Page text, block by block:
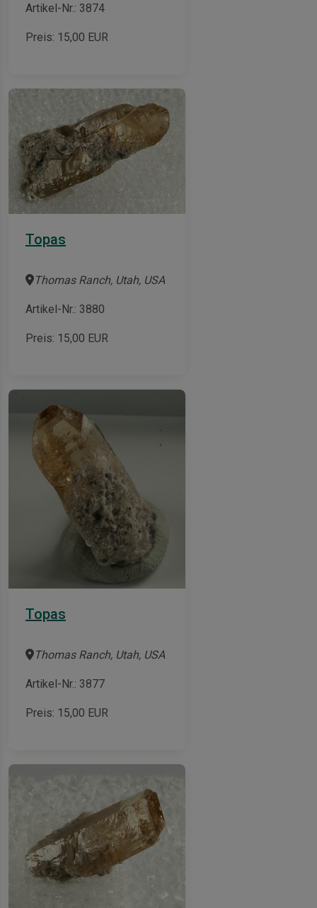
Artikel-Nr.: 3874
Preis: 15,00 EUR
Topas
Thomas Ranch, Utah, USA
Artikel-Nr.: 3880
Preis: 15,00 EUR
Topas
Thomas Ranch, Utah, USA
Artikel-Nr.: 3877
Preis: 15,00 EUR